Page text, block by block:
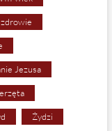
zdrowie
Jezusa
Żydzi